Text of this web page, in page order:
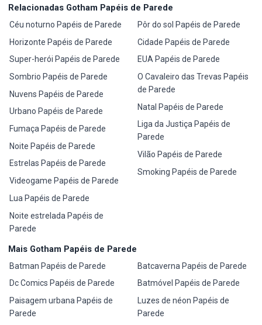
Relacionadas Gotham Papéis de Parede
Céu noturno Papéis de Parede
Horizonte Papéis de Parede
Super-herói Papéis de Parede
Sombrio Papéis de Parede
Nuvens Papéis de Parede
Urbano Papéis de Parede
Fumaça Papéis de Parede
Noite Papéis de Parede
Estrelas Papéis de Parede
Videogame Papéis de Parede
Lua Papéis de Parede
Noite estrelada Papéis de
Parede
Pôr do sol Papéis de Parede
Cidade Papéis de Parede
EUA Papéis de Parede
O Cavaleiro das Trevas Papéis
de Parede
Natal Papéis de Parede
Liga da Justiça Papéis de
Parede
Vilão Papéis de Parede
Smoking Papéis de Parede
Mais Gotham Papéis de Parede
Batman Papéis de Parede
Dc Comics Papéis de Parede
Paisagem urbana Papéis de
Parede
Batcaverna Papéis de Parede
Batmóvel Papéis de Parede
Luzes de néon Papéis de
Parede